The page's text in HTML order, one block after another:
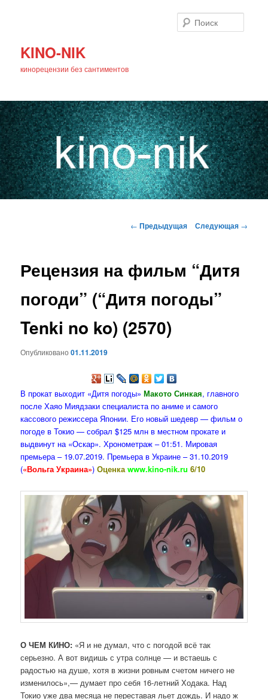
KINO-NIK
кинорецензии без сантиментов
основному
Навигация
← Предыдущая Следующая →
Рецензия на фильм “Дитя
погоди” (“Дитя погоды”
Tenki no ko) (2570)
Опубликовано01.11.2019
В прокат выходит «Дитя погоды» Макото Синкая, главного
после Хаяо Миядзаки специалиста по аниме и самого
кассового режиссера Японии. Его новый шедевр — фильм о
погоде в Токио — собрал $125 млн в местном прокате и
выдвинут на «Оскар». Хронометраж – 01:51. Мировая
премьера – 19.07.2019. Премьера в Украине – 31.10.2019
(«Вольга Украина»)Оценкаwww.kino-nik.ru 6/10
О ЧЕМ КИНО: «Я и не думал, что с погодой всё так
серьезно. А вот видишь с утра солнце — и встаешь с
радостью на душе, хотя в жизни ровным счетом ничего не
изменилось»,— думает про себя 16-летний Ходака. Над
Токио уже два месяца не переставая льет дождь. И надо ж